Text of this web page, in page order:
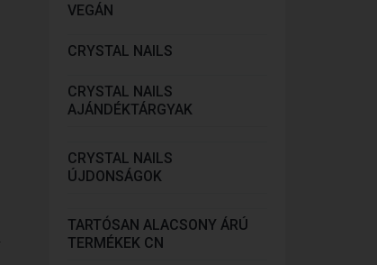
VEGÁN
CRYSTAL NAILS
CRYSTAL NAILS
AJÁNDÉKTÁRGYAK
CRYSTAL NAILS
ÚJDONSÁGOK
TARTÓSAN ALACSONY ÁRÚ
TERMÉKEK CN